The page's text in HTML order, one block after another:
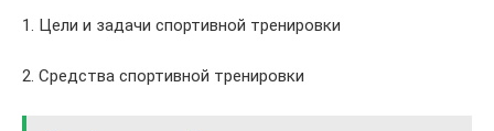
1. Цели и задачи спортивной тренировки
2. Средства спортивной тренировки